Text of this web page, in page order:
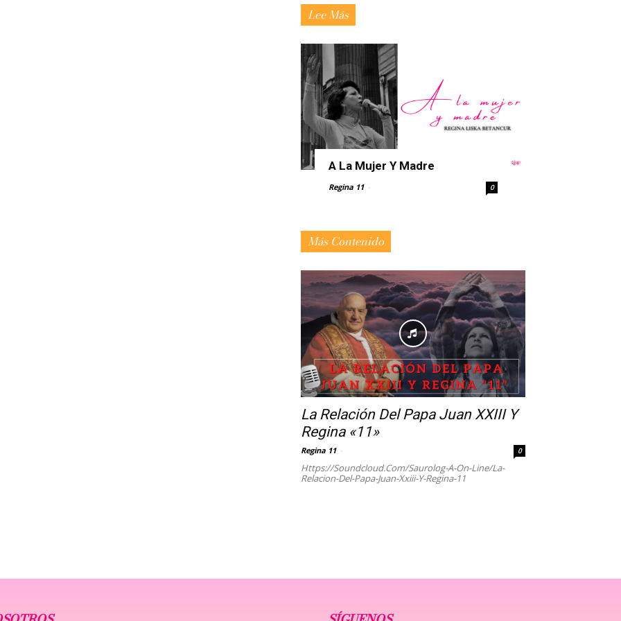
Lee Más
A La Mujer Y Madre
Regina 11 0
Más Contenido
La Relación Del Papa Juan XXIII Y
Regina «11»
Regina 11 0
Https://soundcloud.com/saurolog-A-On-Line/la-
Relacion-Del-Papa-Juan-Xxiii-Y-Regina-11